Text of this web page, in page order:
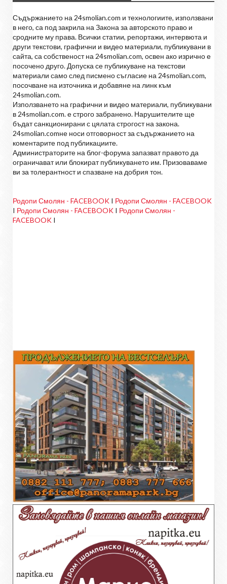
Съдържанието на 24smolian.com и технологиите, използвани
в него, са под закрила на Закона за авторското право и
сродните му права. Всички статии, репортажи, интервюта и
други текстови, графични и видео материали, публикувани в
сайта, са собственост на 24smolian.com, освен ако изрично е
посочено друго. Допуска се публикуване на текстови
материали само след писмено съгласие на 24smolian.com,
посочване на източника и добавяне на линк към
24smolian.com.
Използването на графични и видео материали, публикувани
в 24smolian.com. е строго забранено. Нарушителите ще
бъдат санкционирани с цялата строгост на закона.
24smolian.comне носи отговорност за съдържанието на
коментарите под публикациите.
Администраторите на блог-форума запазват правото да
ограничават или блокират публикуването им. Призоваваме
ви за толерантност и спазване на добрия тон.
Родопи Смолян - FACEBOOK I Родопи Смолян - FACEBOOK
I Родопи Смолян - FACEBOOK I Родопи Смолян -
FACEBOOK I